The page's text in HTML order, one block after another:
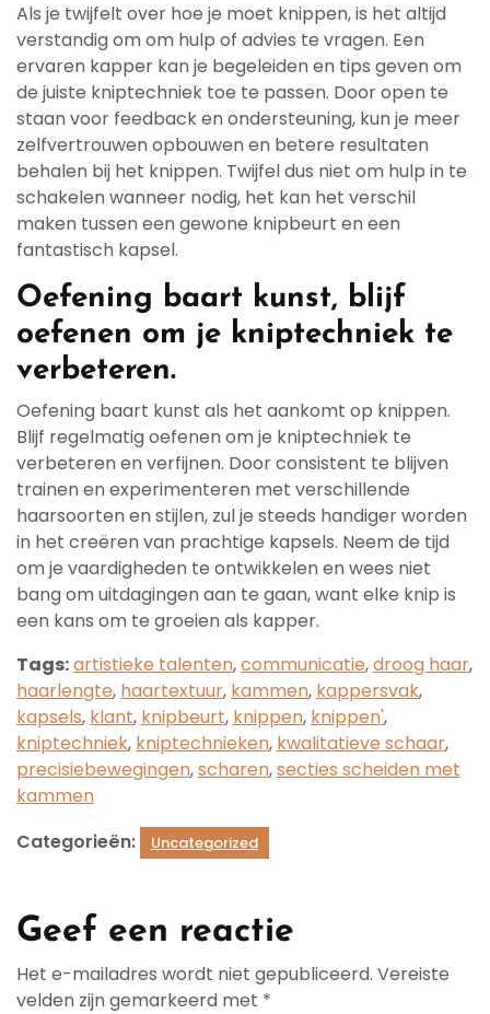
Als je twijfelt over hoe je moet knippen, is het altijd
verstandig om om hulp of advies te vragen. Een
ervaren kapper kan je begeleiden en tips geven om
de juiste kniptechniek toe te passen. Door open te
staan voor feedback en ondersteuning, kun je meer
zelfvertrouwen opbouwen en betere resultaten
behalen bij het knippen. Twijfel dus niet om hulp in te
schakelen wanneer nodig, het kan het verschil
maken tussen een gewone knipbeurt en een
fantastisch kapsel.
Oefening baart kunst, blijf
oefenen om je kniptechniek te
verbeteren.
Oefening baart kunst als het aankomt op knippen.
Blijf regelmatig oefenen om je kniptechniek te
verbeteren en verfijnen. Door consistent te blijven
trainen en experimenteren met verschillende
haarsoorten en stijlen, zul je steeds handiger worden
in het creëren van prachtige kapsels. Neem de tijd
om je vaardigheden te ontwikkelen en wees niet
bang om uitdagingen aan te gaan, want elke knip is
een kans om te groeien als kapper.
Tags:artistieke talenten,communicatie,droog haar,
haarlengte, haartextuur, kammen, kappersvak,
kapsels, klant, knipbeurt, knippen, knippen',
kniptechniek, kniptechnieken, kwalitatieve schaar,
precisiebewegingen,scharen,secties scheiden met
kammen
Categorieën:
Uncategorized
Geef een reactie
Het e-mailadres wordt niet gepubliceerd. Vereiste
velden zijn gemarkeerd met *